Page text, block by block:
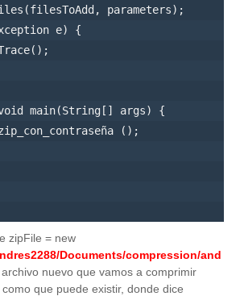
parameters);
e) {
main(String[] args) {
();
zipFile = new
Documents/compression/and
nuevo que vamos a comprimir
que puede existir, donde dice